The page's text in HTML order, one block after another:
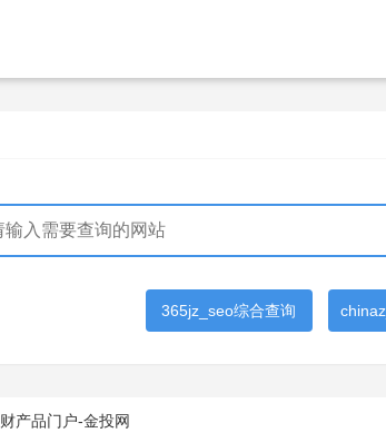
365jz_seo综合查询
产品门户-金投网